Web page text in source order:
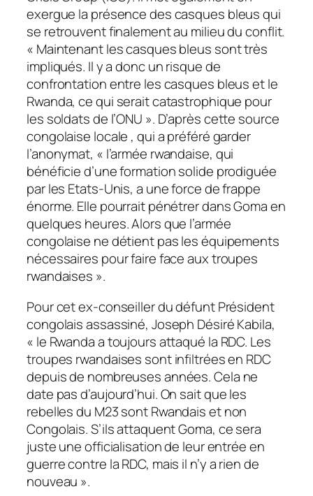
exergue la présence des casques bleus qui
se retrouvent finalement au milieu du conflit.
« Maintenant les casques bleus sont très
impliqués. Il y a donc un risque de
confrontation entre les casques bleus et le
Rwanda, ce qui serait catastrophique pour
les soldats de l’ONU ». D’après cette source
congolaise locale , qui a préféré garder
l’anonymat, « l’armée rwandaise, qui
bénéficie d’une formation solide prodiguée
par les Etats-Unis, a une force de frappe
énorme. Elle pourrait pénétrer dans Goma en
quelques heures. Alors que l’armée
congolaise ne détient pas les équipements
nécessaires pour faire face aux troupes
rwandaises ».
Pour cet ex-conseiller du défunt Président
congolais assassiné, Joseph Désiré Kabila,
« le Rwanda a toujours attaqué la RDC. Les
troupes rwandaises sont infiltrées en RDC
depuis de nombreuses années. Cela ne
date pas d’aujourd’hui. On sait que les
rebelles du M23 sont Rwandais et non
Congolais. S’ils attaquent Goma, ce sera
juste une officialisation de leur entrée en
guerre contre la RDC, mais il n’y a rien de
nouveau ».